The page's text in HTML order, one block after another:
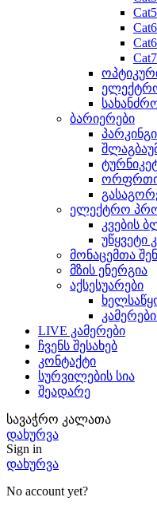
ბარიერები
ელექტრო
კვების
უწყვეტი
მონაცემთა
მზის ენერგია
აქსესუარები
LIVE კამერები
ჩვენს შესახებ
კონტაქტი
სურვილების სია
შეადარე
სავაჭრო კალათა
დახურვა
Sign in
დახურვა
No account yet?